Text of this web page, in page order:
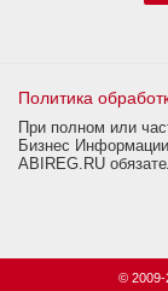
Политика
При полном или
Бизнес
ABIREG.RU
© 2009-